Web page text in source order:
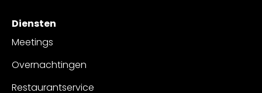
Diensten
Meetings
Overnachtingen
Restaurantservice